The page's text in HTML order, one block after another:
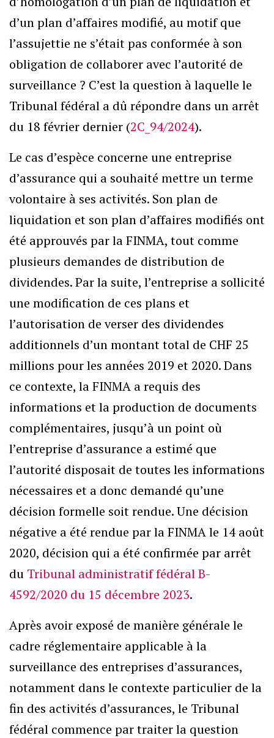
d’un plan d’affaires modifié, au motif que
l’assujettie ne s’était pas conformée à son
obligation de collaborer avec l’autorité de
surveillance ? C’est la question à laquelle le
Tribunal fédéral a dû répondre dans un arrêt
du 18 février dernier (2C_94/2024).
Le cas d’espèce concerne une entreprise
d’assurance qui a souhaité mettre un terme
volontaire à ses activités. Son plan de
liquidation et son plan d’affaires modifiés ont
été approuvés par la FINMA, tout comme
plusieurs demandes de distribution de
dividendes. Par la suite, l’entreprise a sollicité
une modification de ces plans et
l’autorisation de verser des dividendes
additionnels d’un montant total de CHF 25
millions pour les années 2019 et 2020. Dans
ce contexte, la FINMA a requis des
informations et la production de documents
complémentaires, jusqu’à un point où
l’entreprise d’assurance a estimé que
l’autorité disposait de toutes les informations
nécessaires et a donc demandé qu’une
décision formelle soit rendue. Une décision
négative a été rendue par la FINMA le 14 août
2020, décision qui a été confirmée par arrêt
du Tribunal administratif fédéral B-
4592/2020 du 15 décembre 2023.
Après avoir exposé de manière générale le
cadre réglementaire applicable à la
surveillance des entreprises d’assurances,
notamment dans le contexte particulier de la
fin des activités d’assurances, le Tribunal
fédéral commence par traiter la question